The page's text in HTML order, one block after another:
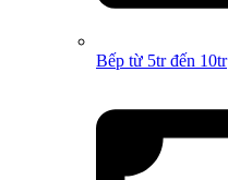
Bếp từ 5tr đến 10tr